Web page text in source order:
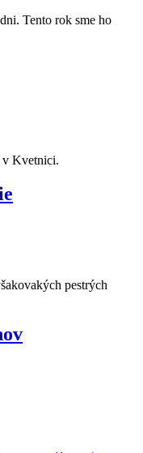
Tento rok sme ho
v Kvetnici.
pestrých